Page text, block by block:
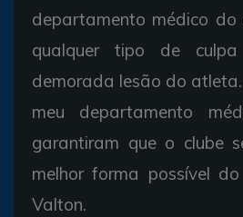
departamento médico do
qualquer tipo de
demorada lesão do
meu departamento
garantiram que o clube
melhor forma possível
Valton.